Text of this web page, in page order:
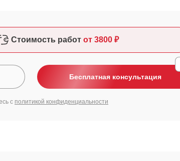
Стоимость работ от 3800 ₽
Бесплатная консультация
с политикой конфиденциальности